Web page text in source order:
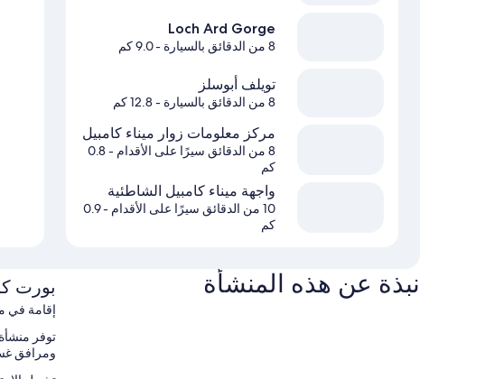
Loch Ard Gorge
8 من الدقائق بالسيارة - 9.0 كم
تويلف أبوسلز
8 من الدقائق بالسيارة - 12.8 كم
مركز معلومات زوار ميناء كامبيل
8 من الدقائق سيرًا على الأقدام
- 0.8
كم
واجهة ميناء كامبيل الشاطئية
10 من الدقائق سيرًا على الأقدام
- 0.9
كم
نبذة عن هذه المنشأة بورت
إقامة في
توفر
ومرافق